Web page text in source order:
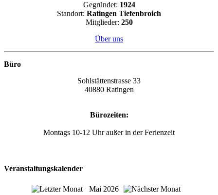
Gegründet: 1924
Standort: Ratingen Tiefenbroich
Mitglieder: 250
Über uns
Büro
Sohlstättenstrasse 33
40880 Ratingen
Bürozeiten:
Montags 10-12 Uhr außer in der Ferienzeit
Veranstaltungskalender
Mai 2026